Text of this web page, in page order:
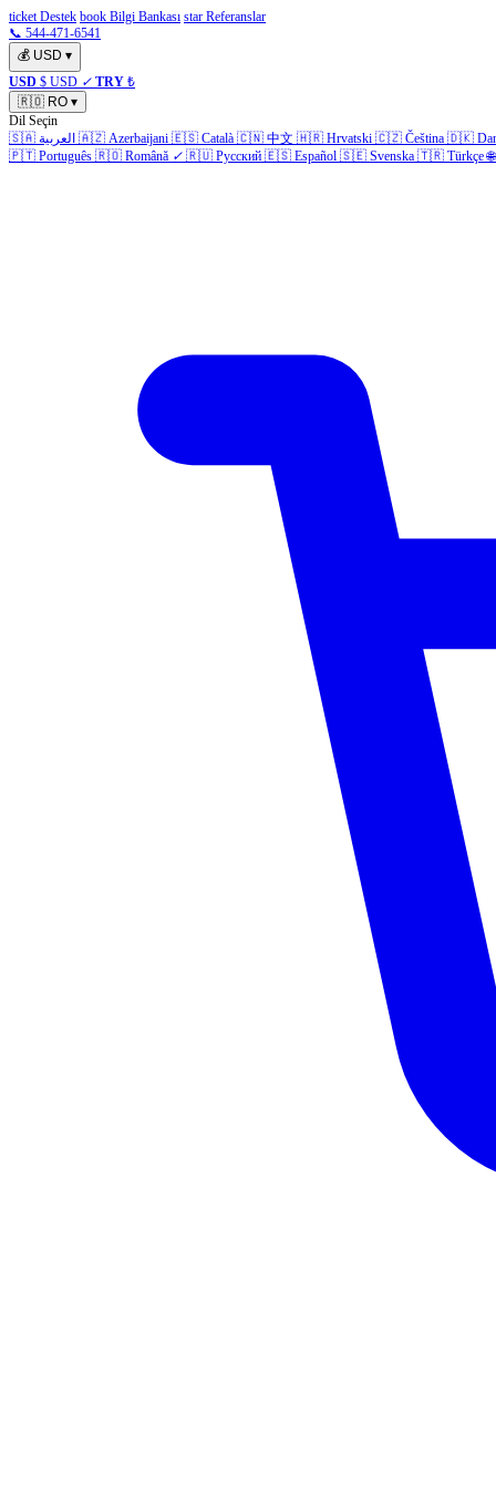
ticket Destek book Bilgi Bankası star Referanslar
📞 544-471-6541
💰 USD ▾
USD $ USD ✓ TRY ₺
🇷🇴 RO ▾
Dil Seçin
🇸🇦 العربية 🇦🇿 Azerbaijani 🇪🇸 Català 🇨🇳 中文 🇭🇷 Hrvatski 🇨🇿 Čeština 🇩🇰
🇵🇹 Português 🇷🇴 Română ✓ 🇷🇺 Русский 🇪🇸 Español 🇸🇪 Svenska 🇹🇷 Türkçe 🌐